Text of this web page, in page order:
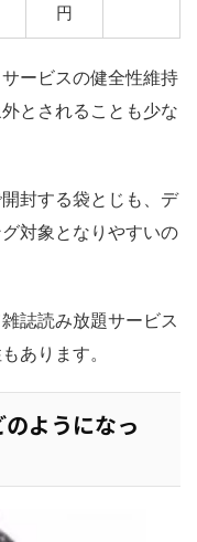
円
ービスの健全性維持
とされることも少な
封する袋とじも、デ
対象となりやすいの
誌読み放題サービス
あります。
ようになっ